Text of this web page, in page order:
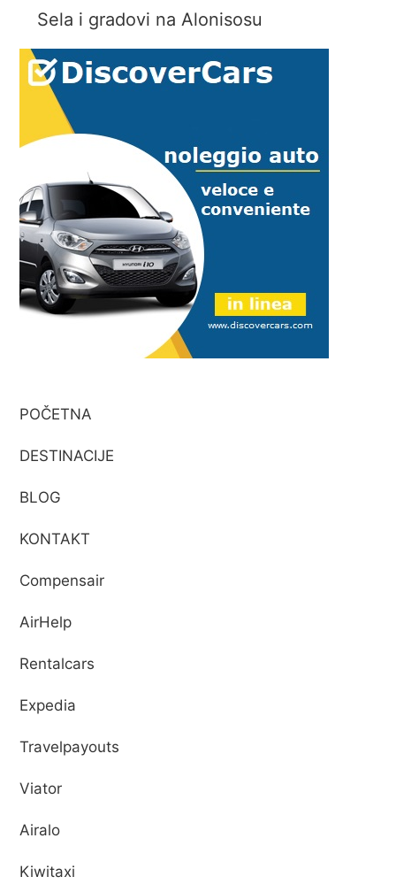
Sela i gradovi na Alonisosu
POČETNA
DESTINACIJE
BLOG
KONTAKT
Compensair
AirHelp
Rentalcars
Expedia
Travelpayouts
Viator
Airalo
Kiwitaxi